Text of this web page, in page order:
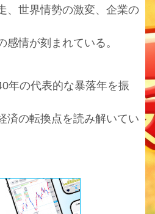
、世界情勢の激変、企業の
情が刻まれている。
年の代表的な暴落年を振
済の転換点を読み解いてい